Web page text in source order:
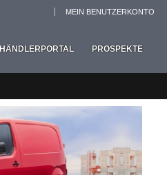
MEIN BENUTZERKONTO
HÄNDLERPORTAL PROSPEKTE